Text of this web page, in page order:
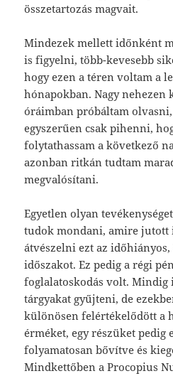
összetartozás magvait.
Mindezek mellett időnként
is figyelni, több-kevesebb
hogy ezen a téren voltam a
hónapokban. Nagy nehezen
óráimban próbáltam
egyszerűen csak pihenni,
folytathassam a következő
azonban ritkán tudtam
megvalósítani.
Egyetlen olyan
tudok mondani, amire jutott
átvészelni ezt az
időszakot. Ez pedig a régi
foglalatoskodás volt. Mindig
tárgyakat gyűjteni, de
különösen felértékelődött a
érméket, egy részüket pedig
folyamatosan bővítve és
Mindkettőben a Procopius